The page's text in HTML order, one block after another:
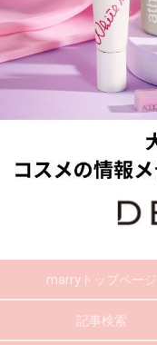
marryトップページ
記事検索